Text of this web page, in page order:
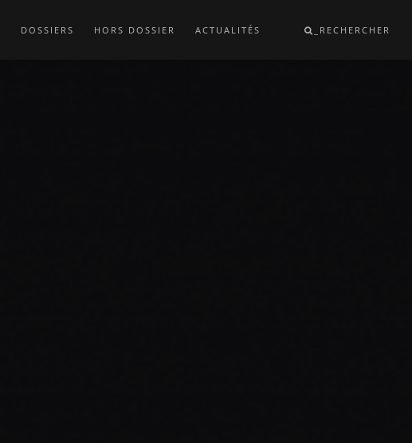
DOSSIERS HORS DOSSIER ACTUALITÉS _RECHERCHER